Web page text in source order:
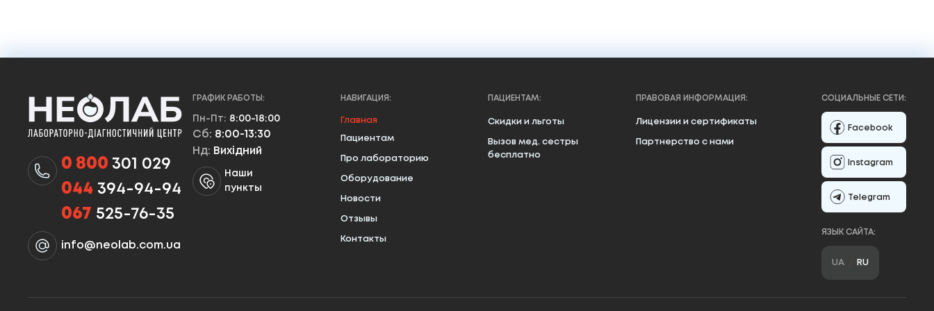
0 800 301 029
044 394-94-94
067 525-76-35
info@neolab.com.ua
ГРАФИК РАБОТЫ:
Пн-Пт: 8:00-18:00
Сб: 8:00-13:30
Нд: Вихідний
Наши
пункты
НАВИГАЦИЯ:
Главная
Пациентам
Про лабораторию
Оборудование
Новости
Отзывы
Контакты
ПАЦИЕНТАМ:
Скидки и льготы
Вызов мед. сестры
бесплатно
ПРАВОВАЯ ИНФОРМАЦИЯ:
Лицензии и сертификаты
Партнерство с нами
СОЦИАЛЬНЫЕ СЕТИ:
Facebook
Instagram
Telegram
ЯЗЫК САЙТА:
UA RU